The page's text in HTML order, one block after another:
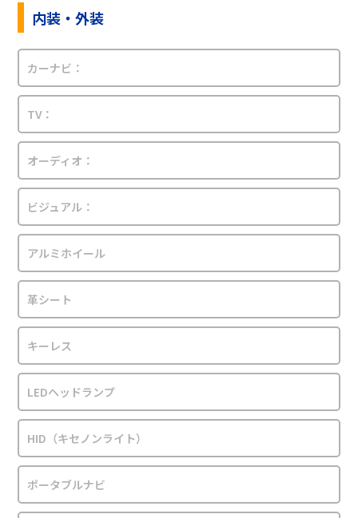
内装・外装
カーナビ：
TV：
オーディオ：
ビジュアル：
アルミホイール
革シート
キーレス
LEDヘッドランプ
HID（キセノンライト）
ポータブルナビ